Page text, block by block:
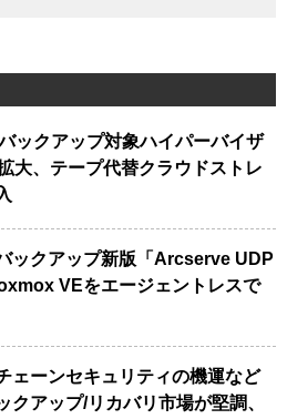
ックアップ対象ハイパーバイザ
大、テープ代替クラウドストレ
ックアップ新版「Arcserve UDP
VEをエージェントレスで
ェーンセキュリティの機運など
クアップ/リカバリ市場が堅調、